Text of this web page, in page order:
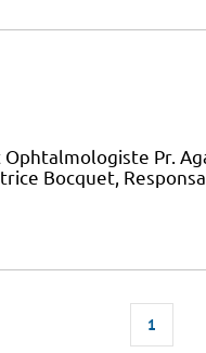
Pr.
Bocquet,
1